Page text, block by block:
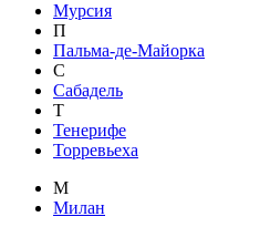
Мурсия
П
Пальма-де-Майорка
С
Сабадель
Т
Тенерифе
Торревьеха
М
Милан